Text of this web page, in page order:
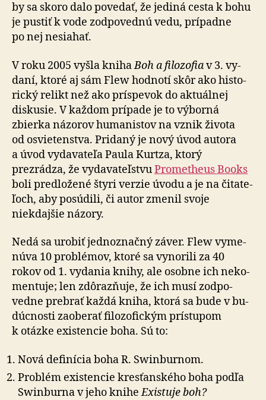
by sa skoro dalo povedať, že jediná cesta k bohu
je pustiť k vode zod­po­vednú vedu, prí­padne
po nej nesiahať.
V roku 2005 vyšla knihaBoh a filozofiav 3. vy­
daní, ktoré aj sám Flew hodnotí skôr ako histo­
rický relikt než ako príspevok do ak­tu­ál­nej
diskusie. V kaž­dom prípade je to výborná
zbierka názorov hu­ma­nistov na vznik života
od osvie­ten­stva. Pridaný je nový úvod autora
a úvod vy­da­va­teľa Paula Kurtza, ktorý
prezrádza, že vy­da­va­teľ­stvuPrometheus Books
boli pred­lo­žené štyri verzie úvodu a je na či­ta­te­
ľoch, aby posúdili, či autor zmenil svoje
niekdajšie názory.
Nedá sa urobiť jednoznačný záver. Flew vy­me­
núva 10 problémov, ktoré sa vy­no­rili za 40
rokov od 1. vy­dania knihy, ale osobne ich ne­ko­
men­tuje; len zdô­raz­ňuje, že ich musí zod­po­
vedne prebrať každá kniha, ktorá sa bude v bu­
dúc­nosti zao­berať filo­zo­fickým prístupom
k otázke existencie boha. Sú to:
Nová definícia boha R. Swinburnom.
Problém existencie kresťanského boha podľa
Swinburna v jeho kniheExistuje boh?